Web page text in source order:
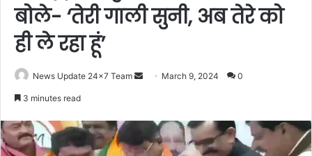
बोले- ‘तेरी गाली सुनी, अब तेरे को
ही ले रहा हूं’
News Update 24x7 Team
Send March 9, 2024 0
3 minutes read